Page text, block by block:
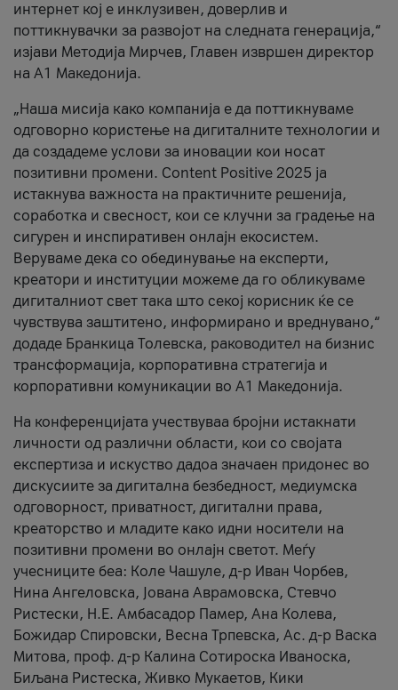
интернет кој е инклузивен, доверлив и
поттикнувачки за развојот на следната генерација,“
изјави Методија Мирчев, Главен извршен директор
на А1 Македонија.
„Наша мисија како компанија е да поттикнуваме
одговорно користење на дигиталните технологии и
да создадеме услови за иновации кои носат
позитивни промени. Content Positive 2025 ја
истакнува важноста на практичните решенија,
соработка и свесност, кои се клучни за градење на
сигурен и инспиративен онлајн екосистем.
Веруваме дека со обединување на експерти,
креатори и институции можеме да го обликуваме
дигиталниот свет така што секој корисник ќе се
чувствува заштитено, информирано и вреднувано,“
додаде Бранкица Толевска, раководител на бизнис
трансформација, корпоративна стратегија и
корпоративни комуникации во А1 Македонија.
На конференцијата учествуваа бројни истакнати
личности од различни области, кои со својата
експертиза и искуство дадоа значаен придонес во
дискусиите за дигитална безбедност, медиумска
одговорност, приватност, дигитални права,
креаторство и младите како идни носители на
позитивни промени во онлајн светот. Меѓу
учесниците беа: Коле Чашуле, д-р Иван Чорбев,
Нина Ангеловска, Јована Аврамовска, Стевчо
Ристески, Н.Е. Амбасадор Памер, Ана Колева,
Божидар Спировски, Весна Трпевска, Ас. д-р Васка
Митова, проф. д-р Калина Сотироска Иваноска,
Биљана Ристеска, Живко Мукаетов, Кики